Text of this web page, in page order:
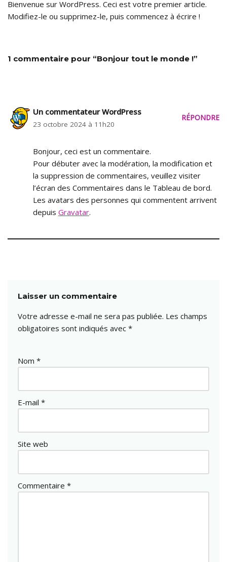
Bienvenue sur WordPress. Ceci est votre premier article.
Modifiez-le ou supprimez-le, puis commencez à écrire !
1 commentaire pour “Bonjour tout le monde !”
Un commentateur WordPress
23 octobre 2024 à 11h20
RÉPONDRE
Bonjour, ceci est un commentaire.
Pour débuter avec la modération, la modification et
la suppression de commentaires, veuillez visiter
l’écran des Commentaires dans le Tableau de bord.
Les avatars des personnes qui commentent arrivent
depuis Gravatar.
Laisser un commentaire
Votre adresse e-mail ne sera pas publiée. Les champs
obligatoires sont indiqués avec *
Nom *
E-mail *
Site web
Commentaire *